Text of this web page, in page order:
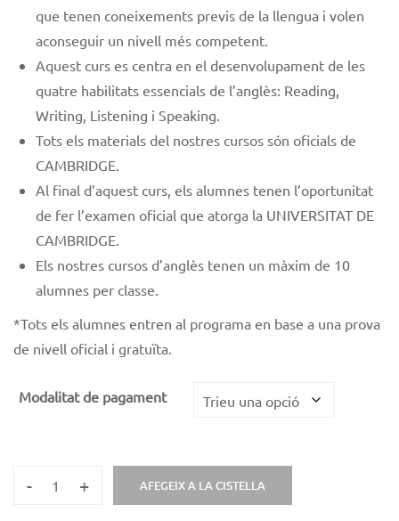
que tenen coneixements previs de la llengua i volen
aconseguir un nivell més competent.
Aquest curs es centra en el desenvolupament de les
quatre habilitats essencials de l’anglès: Reading,
Writing, Listening i Speaking.
Tots els materials del nostres cursos són oficials de
CAMBRIDGE.
Al final d’aquest curs, els alumnes tenen l’oportunitat
de fer l’examen oficial que atorga la UNIVERSITAT DE
CAMBRIDGE.
Els nostres cursos d’anglès tenen un màxim de 10
alumnes per classe.
*Tots els alumnes entren al programa en base a una prova
de nivell oficial i gratuïta.
Modalitat de pagament
- + AFEGEIX A LA CISTELLA